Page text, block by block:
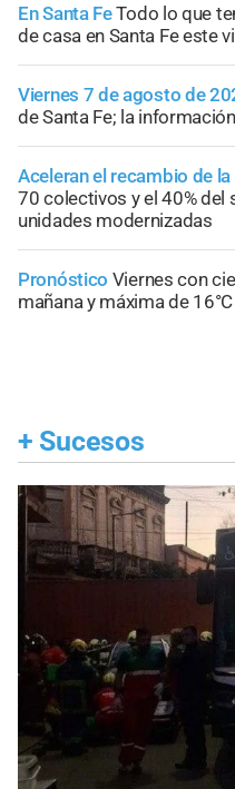
En Santa FeTodo lo que
de casa en Santa Fe este
Viernes 7 de agosto de
de Santa Fe; la
Aceleran el recambio de
70 colectivos y el 40% del
unidades modernizadas
Pronóstico Viernes con
mañana y máxima de
+ Sucesos